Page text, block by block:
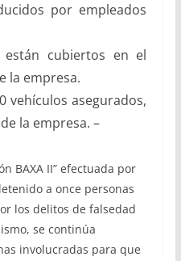
por empleados
están cubiertos en el
la empresa.
vehículos asegurados,
la empresa. –
BAXA II” efectuada por
a once personas
los delitos de falsedad
se continúa
involucradas para que